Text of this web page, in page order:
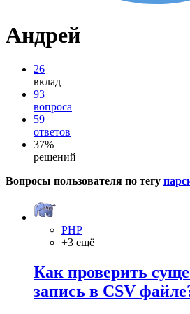
Андрей
26
вклад
93
вопроса
59
ответов
37%
решений
Вопросы пользователя по тегу
PHP
+3 ещё
Как проверить
запись в CSV